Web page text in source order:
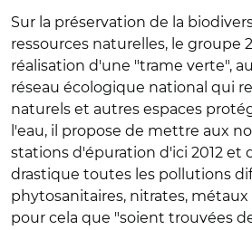
Sur la préservation de la
ressources naturelles, le groupe
réalisation d'une "trame verte",
réseau écologique national qui
naturels et autres espaces
l'eau, il propose de mettre aux
stations d'épuration d'ici 2012 et
drastique toutes les pollutions
phytosanitaires, nitrates, métaux
pour cela que "soient trouvées